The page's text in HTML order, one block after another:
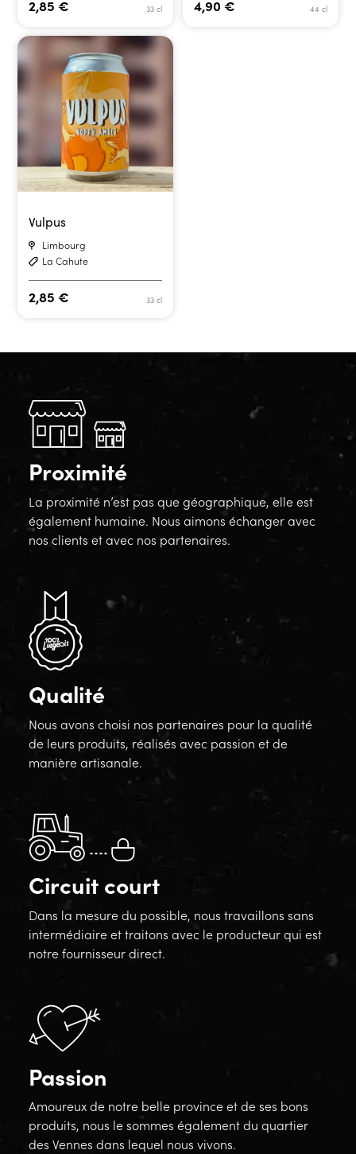
33 cl
2,85€ 44 cl
4,90 €
Vulpus
Limbourg
La Cahute
33 cl
2,85€
Proximité
La proximité n’est pas que géographique, elle est
également humaine. Nous aimons échanger avec
nos clients et avec nos partenaires.
Qualité
Nous avons choisi nos partenaires pour la qualité
de leurs produits, réalisés avec passion et de
manière artisanale.
Circuit court
Dans la mesure du possible, nous travaillons sans
intermédiaire et traitons avec le producteur qui est
notre fournisseur direct.
Passion
Amoureux de notre belle province et de ses bons
produits, nous le sommes également du quartier
des Vennes dans lequel nous vivons.